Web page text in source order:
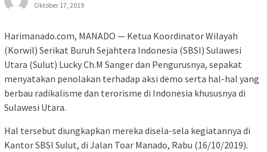
Oktober 17, 2019
Harimanado.com, MANADO — Ketua Koordinator Wilayah
(Korwil) Serikat Buruh Sejahtera Indonesia (SBSI) Sulawesi
Utara (Sulut) Lucky Ch.M Sanger dan Pengurusnya, sepakat
menyatakan penolakan terhadap aksi demo serta hal-hal yang
berbau radikalisme dan terorisme di Indonesia khususnya di
Sulawesi Utara.
Hal tersebut diungkapkan mereka disela-sela kegiatannya di
Kantor SBSI Sulut, di Jalan Toar Manado, Rabu (16/10/2019).